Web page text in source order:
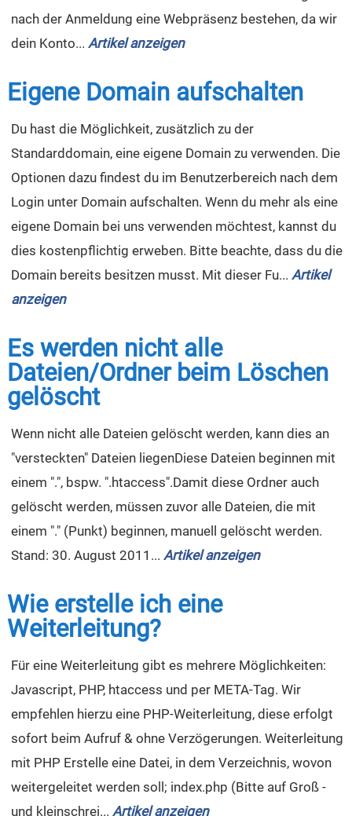
nach der Anmeldung eine Webpräsenz bestehen, da wir
dein Konto... Artikel anzeigen
Eigene Domain aufschalten
Du hast die Möglichkeit, zusätzlich zu der
Standarddomain, eine eigene Domain zu verwenden. Die
Optionen dazu findest du im Benutzerbereich nach dem
Login unter Domain aufschalten. Wenn du mehr als eine
eigene Domain bei uns verwenden möchtest, kannst du
dies kostenpflichtig erweben. Bitte beachte, dass du die
Domain bereits besitzen musst. Mit dieser Fu... Artikel
anzeigen
Es werden nicht alle
Dateien/Ordner beim Löschen
gelöscht
Wenn nicht alle Dateien gelöscht werden, kann dies an
"versteckten" Dateien liegenDiese Dateien beginnen mit
einem ".", bspw. ".htaccess".Damit diese Ordner auch
gelöscht werden, müssen zuvor alle Dateien, die mit
einem "." (Punkt) beginnen, manuell gelöscht werden.
Stand: 30. August 2011... Artikel anzeigen
Wie erstelle ich eine
Weiterleitung?
Für eine Weiterleitung gibt es mehrere Möglichkeiten:
Javascript, PHP, htaccess und per META-Tag. Wir
empfehlen hierzu eine PHP-Weiterleitung, diese erfolgt
sofort beim Aufruf & ohne Verzögerungen. Weiterleitung
mit PHP Erstelle eine Datei, in dem Verzeichnis, wovon
weitergeleitet werden soll; index.php (Bitte auf Groß -
und kleinschrei... Artikel anzeigen